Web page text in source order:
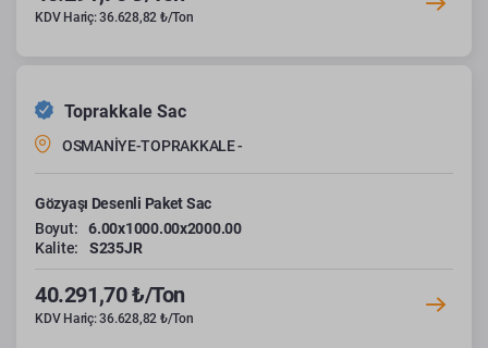
KDV Hariç: 36.628,82 ₺/Ton
Toprakkale Sac
OSMANİYE-TOPRAKKALE -
Gözyaşı Desenli Paket Sac
Boyut:
6.00x1000.00x2000.00
Kalite:
S235JR
40.291,70 ₺/Ton
KDV Hariç: 36.628,82 ₺/Ton